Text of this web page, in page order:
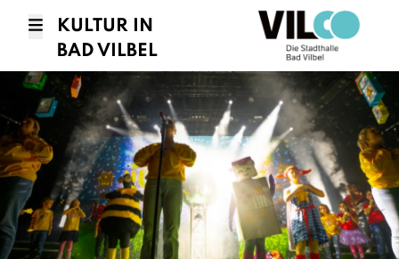
KULTUR IN
BAD VILBEL